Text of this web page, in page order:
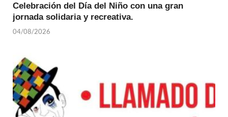
Celebración del Día del Niño con una gran
jornada solidaria y recreativa.
04/08/2026